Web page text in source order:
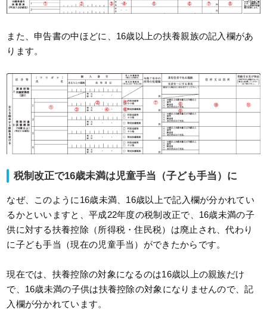
また、申告書の中ほどに、16歳以上の扶養親族の記入欄があ
ります。
税制改正で16歳未満は児童手当（子ども手当）に
なぜ、このように16歳未満、16歳以上で記入欄が分かれてい
るかといいますと、平成22年度の税制改正で、16歳未満の子
供に対する扶養控除（所得税・住民税）は廃止され、代わり
に子ども手当（現在の児童手当）ができたからです。
現在では、扶養控除の対象になるのは16歳以上の親族だけ
で、16歳未満の子供は扶養控除の対象になりませんので、記
入欄が分かれています。